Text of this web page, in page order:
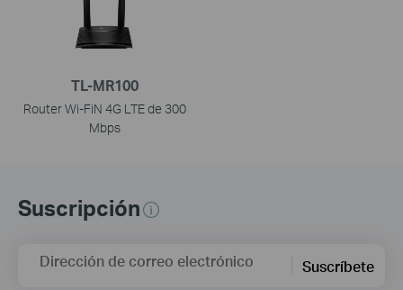
TL-MR100
Router Wi-FiN 4G LTE de 300
Mbps
Suscripción
Dirección de correo electrónico Suscríbete